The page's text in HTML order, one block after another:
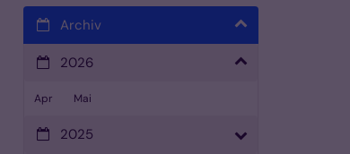
Archiv
2026
Apr Mai
2025